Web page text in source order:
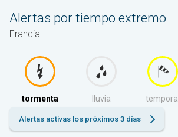
Alertas por tiempo extremo
Francia
tormenta lluvia temporal
Alertas activas los próximos 3 días